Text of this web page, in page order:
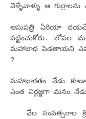
వెళ్ళేవాళ్ళు ఆ
ఆసుపత్రి ఏరియా
పట్టించుకోరు. లోపల
మహాబాధ పెడతాయని
?
మహాభారతం నేడు కూడా
ఎంత నిర్లజ్జగా మనం
వేల సంవత్సరాల